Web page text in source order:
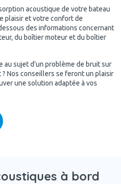
acoustique de votre bateau
plaisir et votre confort de
des informations concernant
du boîtier moteur et du boîtier
au sujet d’un problème de bruit sur
Nos conseillers se feront un plaisir
une solution adaptée à vos
à bord